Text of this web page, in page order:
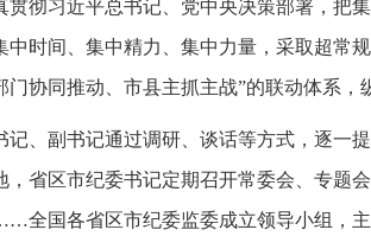
贯彻习近平总书记、党中央决策部署，把
中时间、集中精力、集中力量，采取超常
门协同推动、市县主抓主战”的联动体系，
记、副书记通过调研、谈话等方式，逐一
，省区市纪委书记定期召开常委会、专题
全国各省区市纪委监委成立领导小组，